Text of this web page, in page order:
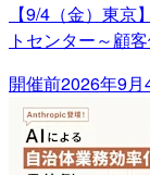
【9/4（金）東
トセンター～顧
開催前2026年9月